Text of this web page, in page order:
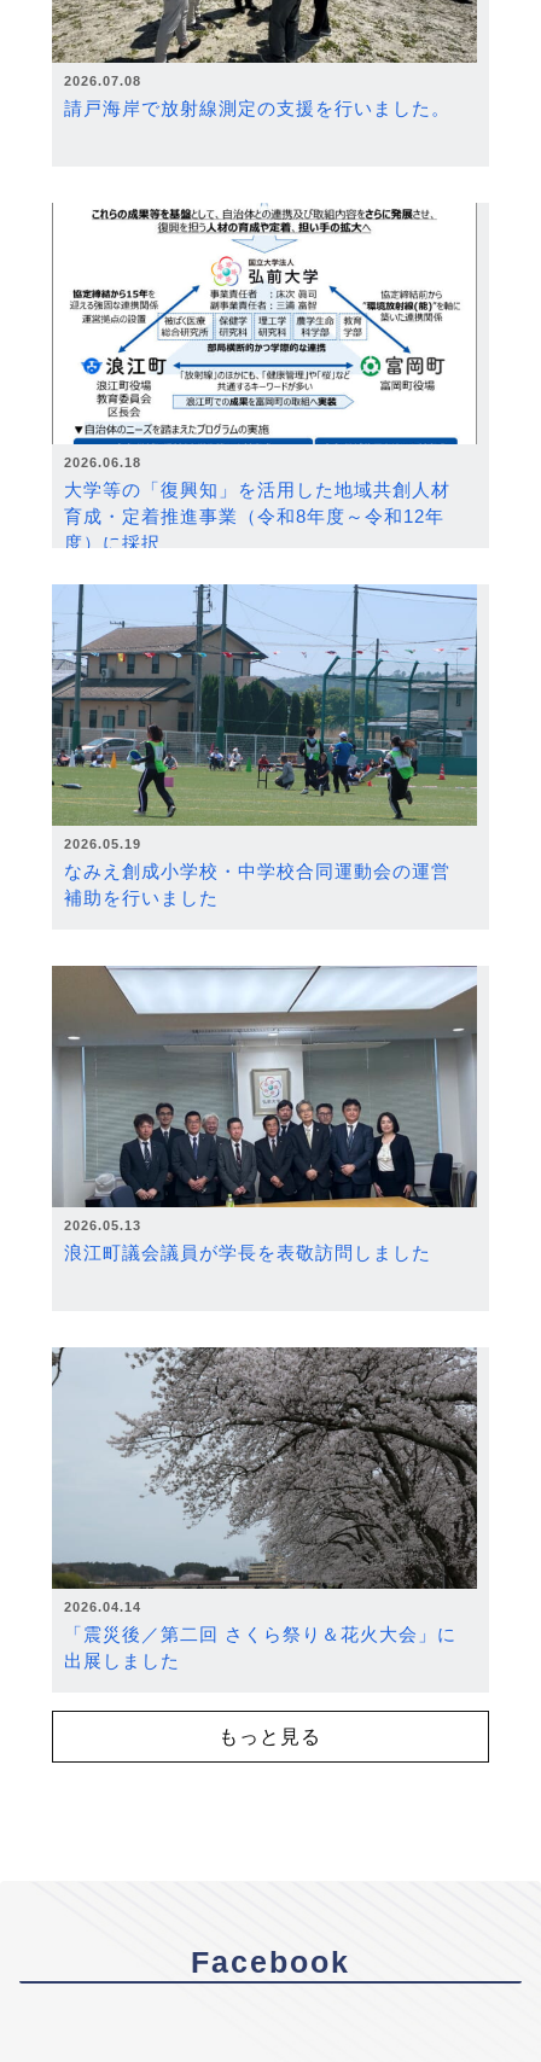
2026.07.08
請戸海岸で放射線測定の支援を行いました。
2026.06.18
大学等の「復興知」を活用した地域共創人材
育成・定着推進事業（令和8年度～令和12年
度）に採択
2026.05.19
なみえ創成小学校・中学校合同運動会の運営
補助を行いました
2026.05.13
浪江町議会議員が学長を表敬訪問しました
2026.04.14
「震災後／第二回 さくら祭り＆花火大会」に
出展しました
もっと見る
Facebook